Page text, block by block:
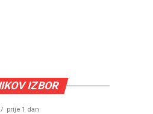
IZBOR
prije 1 dan